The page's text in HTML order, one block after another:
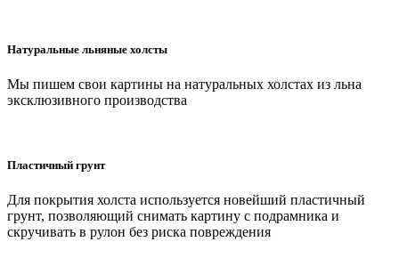
Натуральные льняные холсты
Мы пишем свои картины на натуральных холстах из льна
эксклюзивного производства
Пластичный грунт
Для покрытия холста используется новейший пластичный
грунт, позволяющий снимать картину с подрамника и
скручивать в рулон без риска повреждения